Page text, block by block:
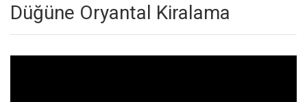
Düğüne Oryantal Kiralama